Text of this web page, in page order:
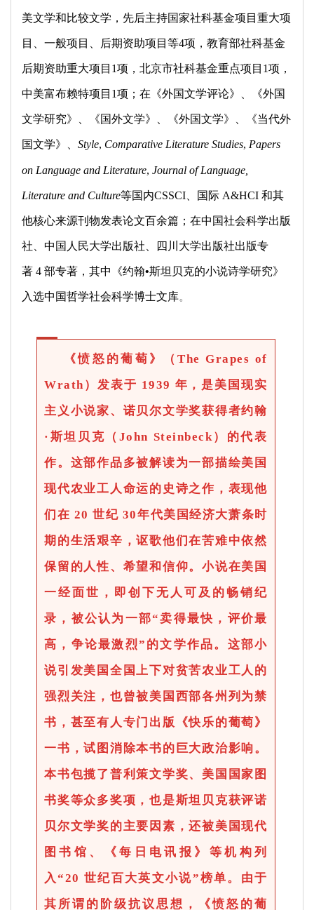
美文学和比较文学，先后主持国家社科基金项目重大项
目、一般项目、后期资助项目等4项，教育部社科基金
后期资助重大项目 1项，北京市社科基金重点项目 1项，
中美富布赖特项目 1项；在《外国文学评论》、《外国
文学研究》、《国外文学》、《外国文学》、《当代外
国文学》、 Style, Comparative Literature Studies, Papers
on Language and Literature, Journal of Language,
Literature and Culture等国内CSSCI 、国际 A&HCI 和其
他核心来源刊物发表论文百余篇；在中国社会科学出版
社、中国人民大学出版社、四川大学出版社出版专
著 4 部专著，其中《约翰•斯坦贝克的小说诗学研究》
入选中国哲学社会科学博士文库。
《愤怒的葡萄》（The Grapes of
Wrath）发表于 1939 年，是美国现实
主义小说家、诺贝尔文学奖获得者约翰
·斯坦贝克（John Steinbeck）的代表
作。这部作品多被解读为一部描绘美国
现代农业工人命运的史诗之作，表现他
们在 20 世纪 30年代美国经济大萧条时
期的生活艰辛，讴歌他们在苦难中依然
保留的人性、希望和信仰。小说在美国
一经面世，即创下无人可及的畅销纪
录，被公认为一部“卖得最快，评价最
高，争论最激烈”的文学作品。这部小
说引发美国全国上下对贫苦农业工人的
强烈关注，也曾被美国西部各州列为禁
书，甚至有人专门出版《快乐的葡萄》
一书，试图消除本书的巨大政治影响。
本书包揽了普利策文学奖、美国国家图
书奖等众多奖项，也是斯坦贝克获评诺
贝尔文学奖的主要因素，还被美国现代
图书馆、《每日电讯报》等机构列
入“20 世纪百大英文小说”榜单。由于
其所谓的阶级抗议思想，《愤怒的葡